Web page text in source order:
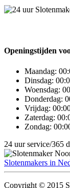
Openingstijden
Maandag:
Dinsdag:
Woensdag:
Donderdag:
Vrijdag:
Zaterdag:
Zondag:
24 uur service/365
Slotenmakers in
Copyright © 2015